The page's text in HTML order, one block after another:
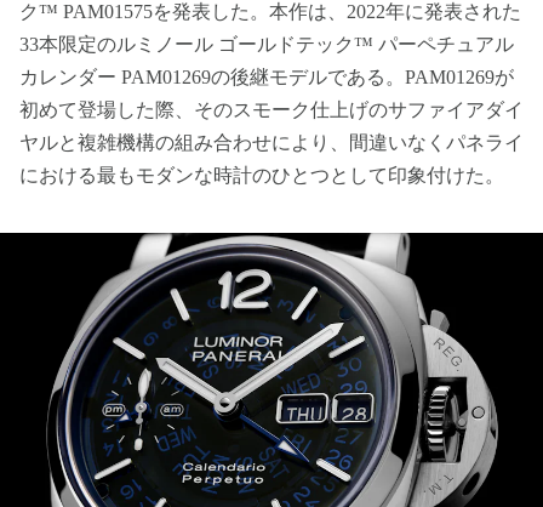
ク™ PAM01575を発表した。本作は、2022年に発表された
33本限定のルミノール ゴールドテック™ パーペチュアル
カレンダー PAM01269の後継モデルである。PAM01269が
初めて登場した際、そのスモーク仕上げのサファイアダイ
ヤルと複雑機構の組み合わせにより、間違いなくパネライ
における最もモダンな時計のひとつとして印象付けた。